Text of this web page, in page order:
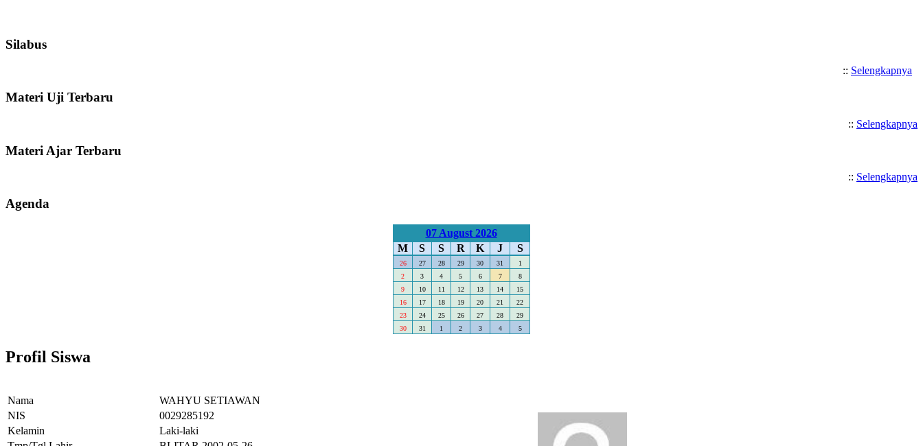
Silabus
:: Selengkapnya
Materi Uji Terbaru
:: Selengkapnya
Materi Ajar Terbaru
:: Selengkapnya
Agenda
07 August 2026
M
S S R K J S
26 27 28 29 30 31
1
2
3 4 5 6 7
8
9
10 11 12 13 14
15
16
17 18 19 20 21
22
23
24 25 26 27 28
29
30
31 1 2 3 4 5
Profil Siswa
Nama
WAHYU SETIAWAN
NIS
0029285192
Kelamin
Laki-laki